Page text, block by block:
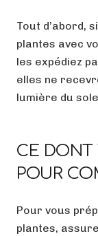
Tout d’abord,
plantes avec
les expédiez
elles ne
lumière du
CE DONT
POUR
Pour vous
plantes,